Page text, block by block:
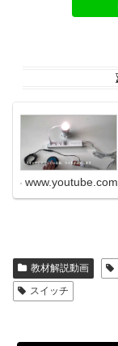
www.youtube.com
教材解説動画
スイッチ